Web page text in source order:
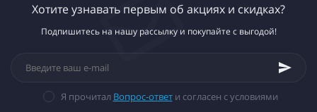
Хотите узнавать первым об акциях и скидках?
Подпишитесь на нашу рассылку и покупайте с выгодой!
Я прочитал Вопрос-ответи согласен с условиями